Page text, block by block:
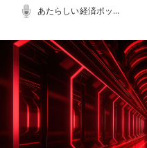
あたらしい経済ポッドキャスト